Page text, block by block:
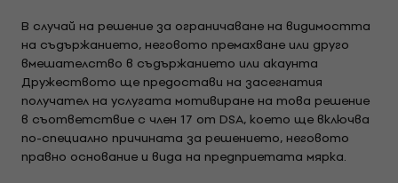
В случай на решение за ограничаване на видимостта
на съдържанието, неговото премахване или друго
вмешателство в съдържанието или акаунта
Дружеството ще предостави на засегнатия
получател на услугата мотивиране на това решение
в съответствие с член 17 от DSA, което ще включва
по-специално причината за решението, неговото
правно основание и вида на предприетата мярка.